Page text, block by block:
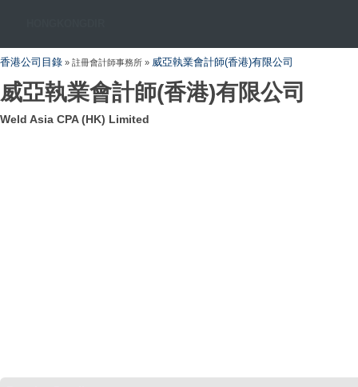
香港公司目錄 » 註冊會計師事務所 » 威亞執業會計師(香港)有限公司
威亞執業會計師(香港)有限公司
Weld Asia CPA (HK) Limited